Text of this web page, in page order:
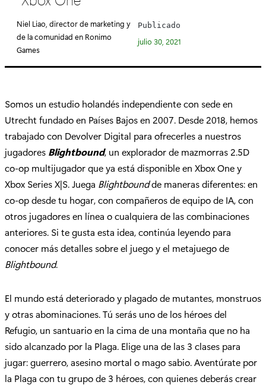
g
o
r
í
Niel Liao, director de marketing y
de la comunidad en Ronimo
Games
Publicado
julio 30, 2021
Somos un estudio holandés independiente con sede en
Utrecht fundado en Países Bajos en 2007. Desde 2018, hemos
trabajado con Devolver Digital para ofrecerles a nuestros
jugadores Blightbound, un explorador de mazmorras 2.5D
co-op multijugador que ya está disponible en Xbox One y
Xbox Series X|S. Juega Blightboundde maneras diferentes: en
co-op desde tu hogar, con compañeros de equipo de IA, con
otros jugadores en línea o cualquiera de las combinaciones
anteriores. Si te gusta esta idea, continúa leyendo para
conocer más detalles sobre el juego y el metajuego de
Blightbound.
El mundo está deteriorado y plagado de mutantes, monstruos
y otras abominaciones. Tú serás uno de los héroes del
Refugio, un santuario en la cima de una montaña que no ha
sido alcanzado por la Plaga. Elige una de las 3 clases para
jugar: guerrero, asesino mortal o mago sabio. Aventúrate por
la Plaga con tu grupo de 3 héroes, con quienes deberás crear